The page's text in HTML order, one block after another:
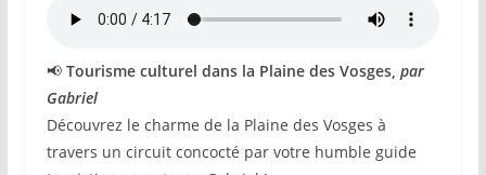
📢 Tourisme culturel dans la Plaine des Vosges, par
Gabriel
Découvrez le charme de la Plaine des Vosges à
travers un circuit concocté par votre humble guide